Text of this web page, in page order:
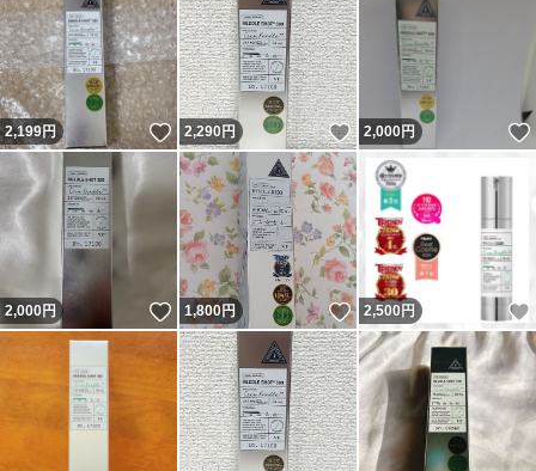
2,199円 いいね！
2,290円 いいね！
2,000円
2,000円 いいね！
1,800円 いいね！
2,500 円